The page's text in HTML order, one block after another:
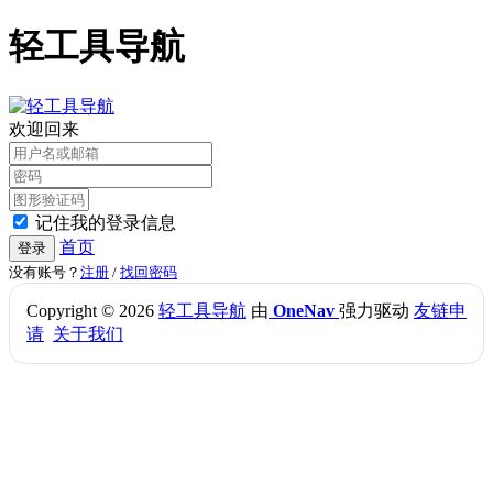
轻工具导航
欢迎回来
记住我的登录信息
登录 首页
没有账号？ 注册 / 找回密码
Copyright © 2026 轻工具导航 由 OneNav 强力驱动 友链申
请 关于我们